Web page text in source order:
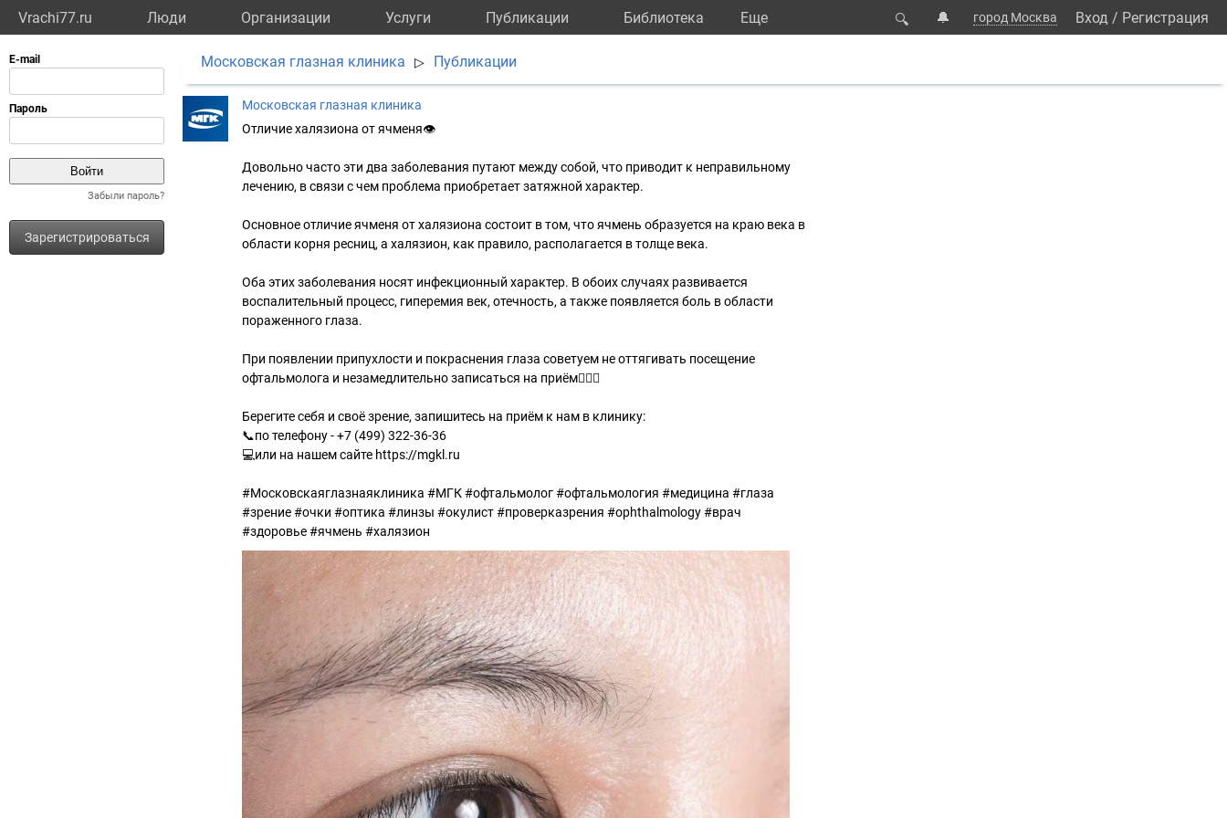
Vrachi77.ru Люди Организации Услуги Публикации Библиотека Eще 🔍 🔔 город Москва Вход / Регистрация
Забыли пароль?
Зарегистрироваться
Московская глазная клиника ▷ Публикации
Московская глазная клиника
Отличие халязиона от ячменя👁
Довольно часто эти два заболевания путают между собой, что приводит к неправильному
лечению, в связи с чем проблема приобретает затяжной характер.
Основное отличие ячменя от халязиона состоит в том, что ячмень образуется на краю века в
области корня ресниц, а халязион, как правило, располагается в толще века.
Оба этих заболевания носят инфекционный характер. В обоих случаях развивается
воспалительный процесс, гиперемия век, отечность, а также появляется боль в области
пораженного глаза.
При появлении припухлости и покраснения глаза советуем не оттягивать посещение
офтальмолога и незамедлительно записаться на приём👩🏼‍⚕️
Берегите себя и своё зрение, запишитесь на приём к нам в клинику:
📞по телефону - +7 (499) 322-36-36
💻или на нашем сайте https://mgkl.ru
#Московскаяглазнаяклиника #МГК #офтальмолог #офтальмология #медицина #глаза
#зрение #очки #оптика #линзы #окулист #проверказрения #ophthalmology #врач
#здоровье #ячмень #халязион